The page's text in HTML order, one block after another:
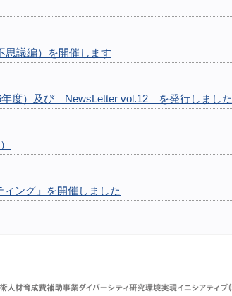
思議編）を開催します
度）及び NewsLetter vol.12 を発行しました
ィング」を開催しました